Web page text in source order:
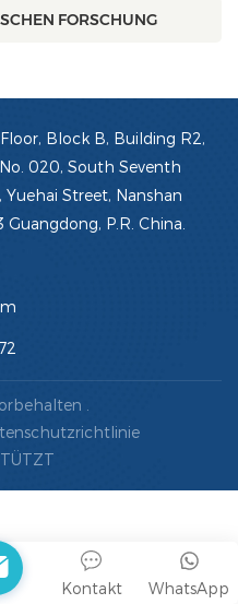
FORSCHUNG
Block B, Building R2,
020, South Seventh
Street, Nanshan
P.R. China.
.
WhatsApp
Kontakt